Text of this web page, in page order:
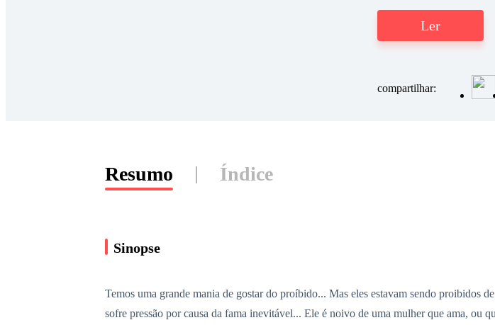
Ler
compartilhar:
Resumo Índice
Sinopse
Temos uma grande mania de gostar do proíbido... Mas eles estavam sendo proibidos
sofre pressão por causa da fama inevitável... Ele é noivo de uma mulher que ama, ou